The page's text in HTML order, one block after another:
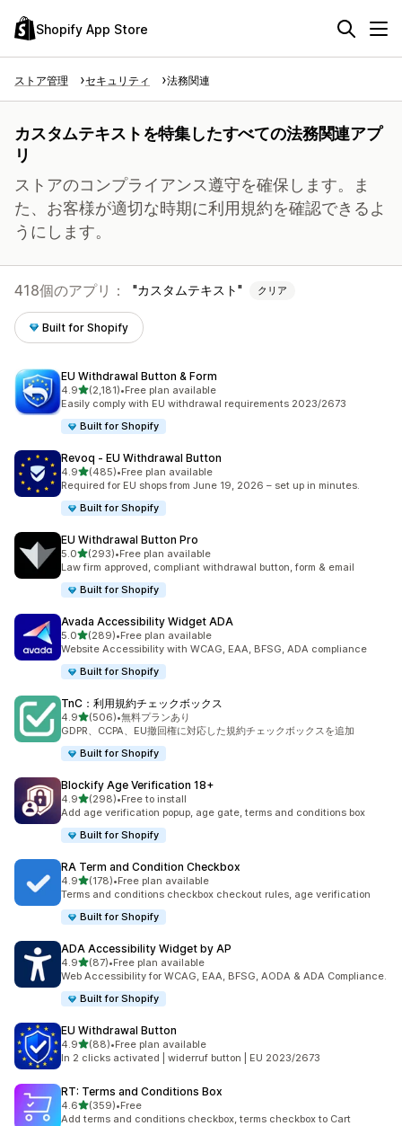
Shopify App Store
ストア管理 セキュリティ 法務関連
カスタムテキストを特集したすべての法務関連アプ
リ
ストアのコンプライアンス遵守を確保します。ま
た、お客様が適切な時期に利用規約を確認できるよ
うにします。
418個のアプリ： カスタムテキスト クリア
Built for Shopify
EU Withdrawal Button & Form
4.95つ星中
(2,181)
合計レビュー数：2181件
•Free plan available
Easily comply with EU withdrawal requirements 2023/2673
Built for Shopify
Revoq ‑ EU Withdrawal Button
4.95つ星中
(485)
合計レビュー数：485件
•Free plan available
Required for EU shops from June 19, 2026 – set up in minutes.
Built for Shopify
EU Withdrawal Button Pro
5.05つ星中
(293)
合計レビュー数：293件
•Free plan available
Law firm approved, compliant withdrawal button, form & email
Built for Shopify
Avada Accessibility Widget ADA
5.05つ星中
(289)
合計レビュー数：289件
•Free plan available
Website Accessibility with WCAG, EAA, BFSG, ADA compliance
Built for Shopify
TnC：利用規約チェックボックス
4.95つ星中
(506)
合計レビュー数：506件
•無料プランあり
GDPR、CCPA、EU撤回権に対応した規約チェックボックスを追加
Built for Shopify
Blockify Age Verification 18+
4.95つ星中
(298)
合計レビュー数：298件
•Free to install
Add age verification popup, age gate, terms and conditions box
Built for Shopify
RA Term and Condition Checkbox
4.95つ星中
(178)
合計レビュー数：178件
•Free plan available
Terms and conditions checkbox checkout rules, age verification
Built for Shopify
ADA Accessibility Widget by AP
4.95つ星中
(87)
合計レビュー数：87件
•Free plan available
Web Accessibility for WCAG, EAA, BFSG, AODA & ADA Compliance.
Built for Shopify
EU Withdrawal Button
4.95つ星中
(88)
合計レビュー数：88件
•Free plan available
In 2 clicks activated | widerruf button | EU 2023/2673
RT: Terms and Conditions Box
4.65つ星中
(359)
合計レビュー数：359件
•Free
Add terms and conditions checkbox, terms checkbox to Cart